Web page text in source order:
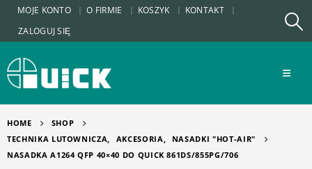
MOJE KONTO O FIRMIE KOSZYK
KONTAKT
ZALOGUJ SIĘ
HOME
SHOP
TECHNIKA LUTOWNICZA, AKCESORIA,
NASADKI "HOT-AIR"
NASADKA A1264 QFP 40×40 DO QUICK 861DS/855PG/706